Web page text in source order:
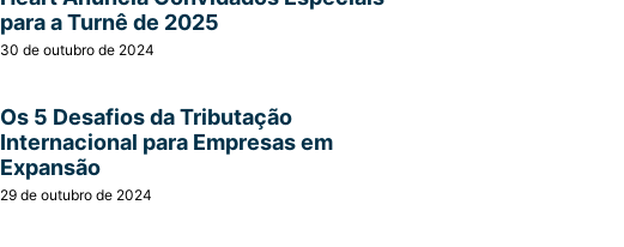
para a Turnê de 2025
30 de outubro de 2024
Os 5 Desafios da Tributação
Internacional para Empresas em
Expansão
29 de outubro de 2024